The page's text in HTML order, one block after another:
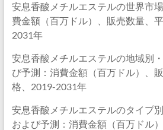
安息香酸メチルエステルの世界市
費金額（百万ドル）、販売数量、
2031年
安息香酸メチルエステルの地域別
び予測：消費金額（百万ドル）、
格、2019-2031年
安息香酸メチルエステルのタイプ
および予測：消費金額（百万ドル